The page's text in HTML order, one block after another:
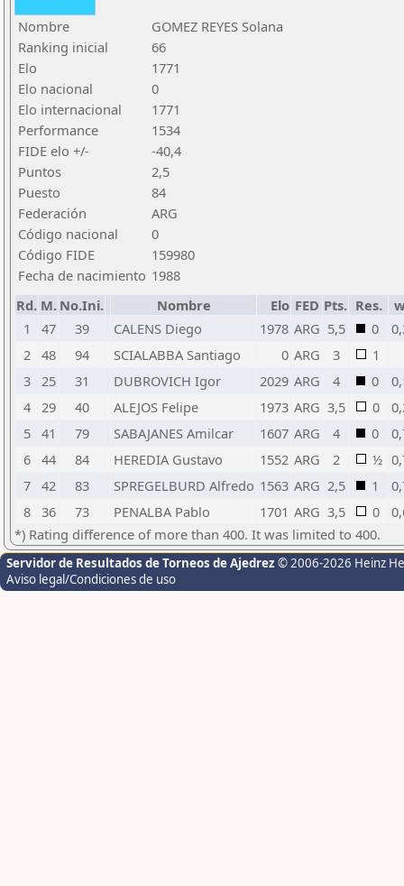
Nombre
GOMEZ REYES Solana
Ranking inicial
66
Elo
1771
Elo nacional
0
Elo internacional
1771
Performance
1534
FIDE elo +/-
-40,4
Puntos
2,5
Puesto
84
Federación
ARG
Código nacional
0
Código FIDE
159980
Fecha de nacimiento 1988
Rd. M. No.Ini. Nombre Elo FED Pts. Res.
1
47 39 CALENS Diego 1978 ARG 5,5 0
2 48 94 SCIALABBA Santiago 0 ARG 3
1
3 25 31 DUBROVICH Igor 2029 ARG 4 0
4 29 40 ALEJOS Felipe 1973 ARG 3,5 0
5 41 79 SABAJANES Amilcar 1607 ARG 4 0
6 44 84 HEREDIA Gustavo 1552 ARG 2 ½
7 42 83 SPREGELBURD Alfredo 1563 ARG 2,5 1
8 36 73 PENALBA Pablo 1701 ARG 3,5 0
*) Rating difference of more than 400. It was limited to 400.
Servidor de Resultados de Torneos de Ajedrez © 2006-2026 Heinz
Aviso legal/Condiciones de uso